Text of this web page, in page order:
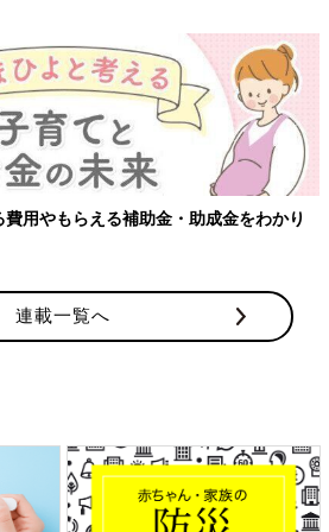
用やもらえる補助金・助成金をわかり
連載一覧へ